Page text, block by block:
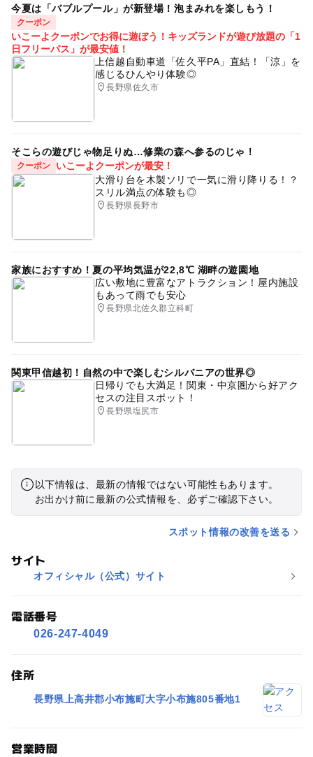
今夏は「バブルプール」が新登場！泡まみれを楽しもう！
クーポン
いこーよクーポンでお得に遊ぼう！キッズランドが遊び放題の「1
日フリーパス」が最安値！
上信越自動車道「佐久平PA」直結！「涼」を
感じるひんやり体験◎
長野県佐久市
そこらの遊びじゃ物足りぬ…修業の森へ参るのじゃ！
クーポン
いこーよクーポンが最安！
大滑り台を木製ソリで一気に滑り降りる！？
スリル満点の体験も◎
長野県長野市
家族におすすめ！夏の平均気温が22,8℃ 湖畔の遊園地
広い敷地に豊富なアトラクション！屋内施設
もあって雨でも安心
長野県北佐久郡立科町
関東甲信越初！自然の中で楽しむシルバニアの世界◎
日帰りでも大満足！関東・中京圏から好アク
セスの注目スポット！
長野県塩尻市
以下情報は、最新の情報ではない可能性もあります。
お出かけ前に最新の公式情報を、必ずご確認下さい。
スポット情報の改善を送る
サイト
オフィシャル（公式）サイト
電話番号
026-247-4049
住所
長野県上高井郡小布施町大字小布施805番地1
営業時間